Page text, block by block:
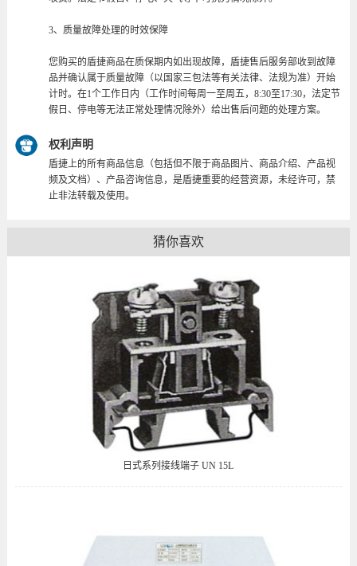
3、质量故障处理的时效保障
您购买的盾捷商品在质保期内如出现故障，盾捷售后服务部收到故障
品并确认属于质量故障（以国家三包法等有关法律、法规为准）开始
计时。在1个工作日内（工作时间每周一至周五，8:30至17:30，法定节
假日、停电等无法正常处理情况除外）给出售后问题的处理方案。
权利声明
盾捷上的所有商品信息（包括但不限于商品图片、商品介绍、产品视
频及文档）、产品咨询信息，是盾捷重要的经营资源，未经许可，禁
止非法转载及使用。
猜你喜欢
日式系列接线端子 UN 15L